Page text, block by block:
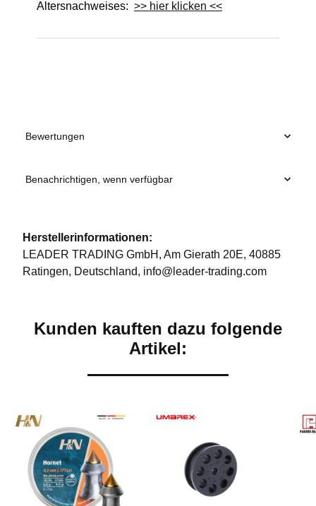
Altersnachweises: >> hier klicken <<
Bewertungen
Benachrichtigen, wenn verfügbar
Herstellerinformationen:
LEADER TRADING GmbH, Am Gierath 20E, 40885
Ratingen, Deutschland, info@leader-trading.com
Kunden kauften dazu folgende
Artikel: